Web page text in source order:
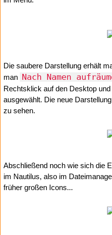
Die saubere Darstellung erhält
man Nach Namen
Rechtsklick auf den Desktop
ausgewählt. Die neue
zu sehen.
Abschließend noch wie sich die
im Nautilus, also im
früher großen Icons...